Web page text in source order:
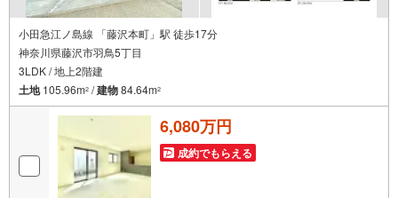
小田急江ノ島線 「藤沢本町」駅 徒歩17分
神奈川県藤沢市羽鳥5丁目
3LDK / 地上2階建
土地105.96m2 /建物84.64m2
6,080万円
成約でもらえる